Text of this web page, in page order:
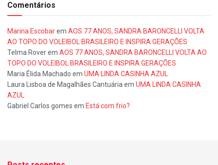
Comentários
Marina Escobarem AOS 77 ANOS, SANDRA BARONCELLI VOLTA
AO TOPO DO VOLEIBOL BRASILEIRO E INSPIRA GERAÇÕES
Telma Roverem AOS 77 ANOS, SANDRA BARONCELLI VOLTA AO
TOPO DO VOLEIBOL BRASILEIRO E INSPIRA GERAÇÕES
Maria Élida Machado em UMA LINDA CASINHA AZUL
Laura Lisboa de Magalhães Cantuária em UMA LINDA CASINHA
AZUL
Gabriel Carlos gomes em Está com frio?